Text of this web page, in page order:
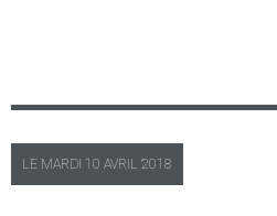
LE MARDI 10 AVRIL 2018